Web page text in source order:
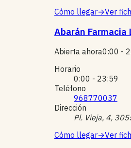
Cómo llegar→Ver
Abarán Farmacia
Abierta ahora0:00 -
Horario
0:00 - 23:59
Teléfono
968770037
Dirección
Pl. Vieja, 4,
Cómo llegar→Ver